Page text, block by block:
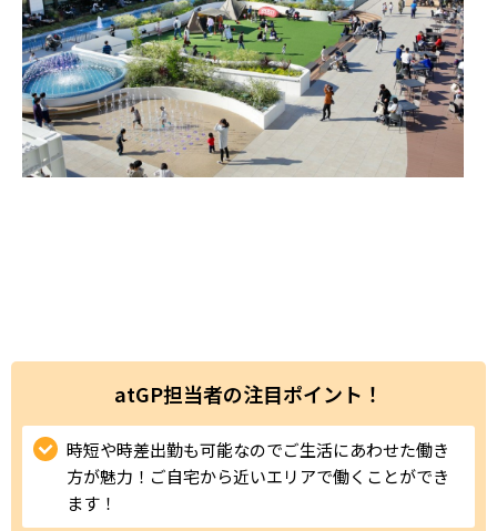
atGP担当者の注目ポイント！
時短や時差出勤も可能なのでご生活にあわせた働き
方が魅力！ご自宅から近いエリアで働くことができ
ます！
求人検索・スカウトサービス
障害者専門の求人検索・スカウトサービス
ソーシャルファームサービス
しいたけ生産で実現する
新しい障害者雇用支援サービス
お問い合わせ
よくある質問
採用をお考えの企業様はこちら